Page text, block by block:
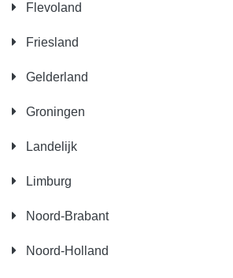
Flevoland
Friesland
Gelderland
Groningen
Landelijk
Limburg
Noord-Brabant
Noord-Holland